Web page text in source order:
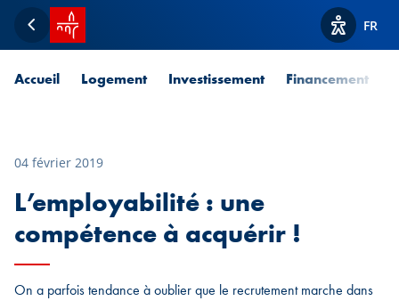
Retour
Accueil SPUERKEESS
Afficher
FR
Accueil Logement Investissement Financement
04 février 2019
L’employabilité : une
compétence à acquérir !
On a parfois tendance à oublier que le recrutement marche dans